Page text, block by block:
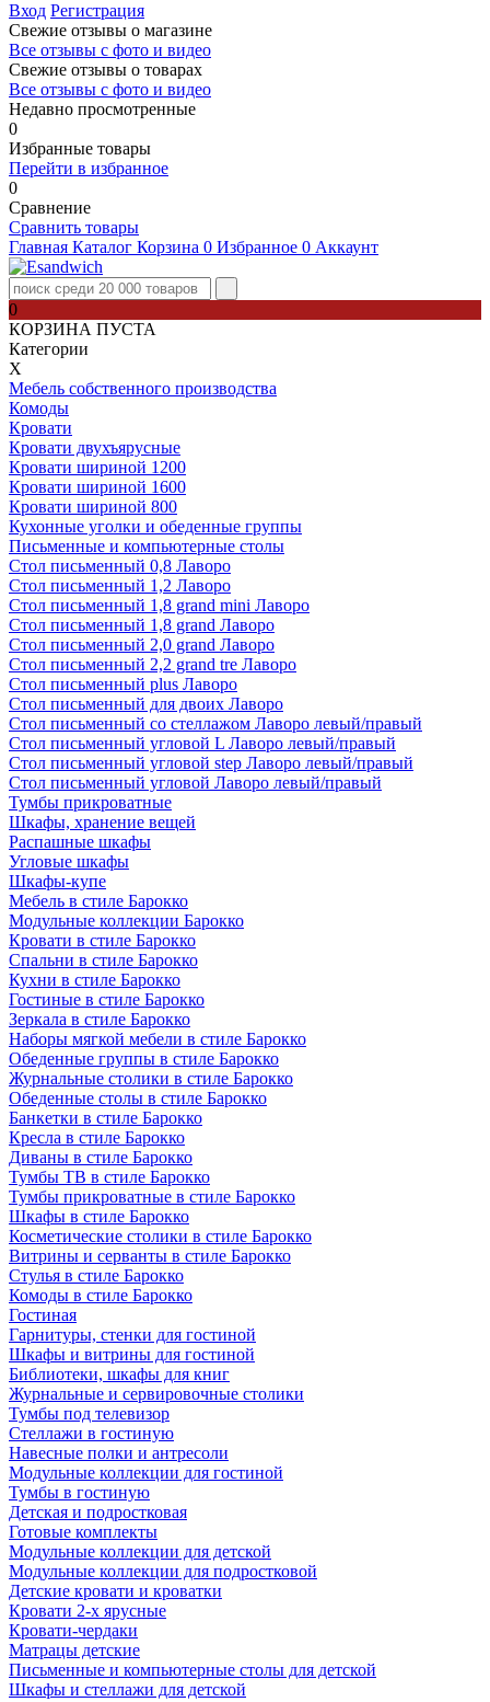
Вход Регистрация
Свежие отзывы о магазине
Все отзывы с фото и видео
Свежие отзывы о товарах
Все отзывы c фото и видео
Недавно просмотренные
0
Избранные товары
Перейти в избранное
0
Сравнение
Сравнить товары
Главная Каталог Корзина 0 Избранное 0 Аккаунт
0
КОРЗИНА ПУСТА
Категории
Х
Мебель собственного производства
Комоды
Кровати
Кровати двухъярусные
Кровати шириной 1200
Кровати шириной 1600
Кровати шириной 800
Кухонные уголки и обеденные группы
Письменные и компьютерные столы
Стол письменный 0,8 Лаворо
Стол письменный 1,2 Лаворо
Стол письменный 1,8 grand mini Лаворо
Стол письменный 1,8 grand Лаворо
Стол письменный 2,0 grand Лаворо
Стол письменный 2,2 grand tre Лаворо
Стол письменный plus Лаворо
Стол письменный для двоих Лаворо
Стол письменный со стеллажом Лаворо левый/правый
Стол письменный угловой L Лаворо левый/правый
Стол письменный угловой step Лаворо левый/правый
Стол письменный угловой Лаворо левый/правый
Тумбы прикроватные
Шкафы, хранение вещей
Распашные шкафы
Угловые шкафы
Шкафы-купе
Мебель в стиле Барокко
Модульные коллекции Барокко
Кровати в стиле Барокко
Спальни в стиле Барокко
Кухни в стиле Барокко
Гостиные в стиле Барокко
Зеркала в стиле Барокко
Наборы мягкой мебели в стиле Барокко
Обеденные группы в стиле Барокко
Журнальные столики в стиле Барокко
Обеденные столы в стиле Барокко
Банкетки в стиле Барокко
Кресла в стиле Барокко
Диваны в стиле Барокко
Тумбы ТВ в стиле Барокко
Тумбы прикроватные в стиле Барокко
Шкафы в стиле Барокко
Косметические столики в стиле Барокко
Витрины и серванты в стиле Барокко
Стулья в стиле Барокко
Комоды в стиле Барокко
Гостиная
Гарнитуры, стенки для гостиной
Шкафы и витрины для гостиной
Библиотеки, шкафы для книг
Журнальные и сервировочные столики
Тумбы под телевизор
Стеллажи в гостиную
Навесные полки и антресоли
Модульные коллекции для гостиной
Тумбы в гостиную
Детская и подростковая
Готовые комплекты
Модульные коллекции для детской
Модульные коллекции для подростковой
Детские кровати и кроватки
Кровати 2-х ярусные
Кровати-чердаки
Матрацы детские
Письменные и компьютерные столы для детской
Шкафы и стеллажи для детской